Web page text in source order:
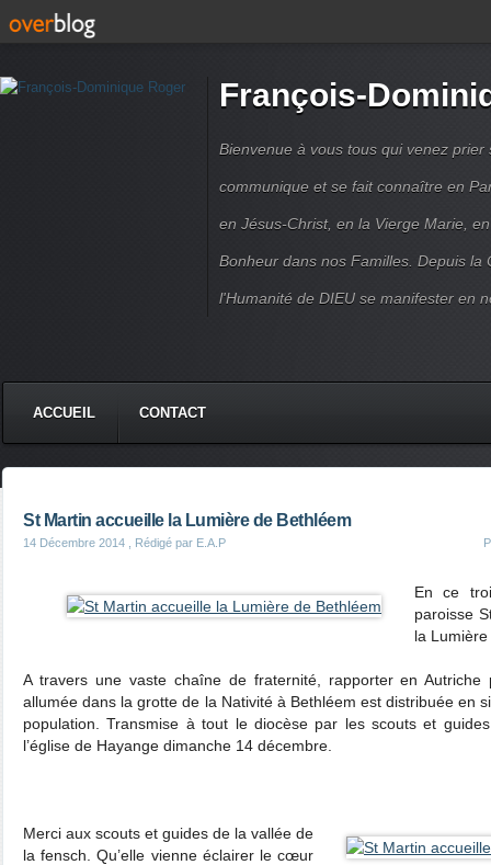
François-
Bienvenue à vous tous qui venez prier
communique et se fait connaître en
en Jésus-Christ, en la Vierge Marie,
Bonheur dans nos Familles. Depuis la
l'Humanité de DIEU se manifester en
ACCUEIL CONTACT
St Martin accueille la Lumière de Bethléem
14 Décembre 2014 , Rédigé par E.A.P
En ce
paroisse
la
A travers une vaste chaîne de fraternité, rapporter en
allumée dans la grotte de la Nativité à Bethléem est distribuée en
population. Transmise à tout le diocèse par les scouts et
l’église de Hayange dimanche 14 décembre.
Merci aux scouts et guides de la vallée de
la fensch. Qu’elle vienne éclairer le cœur